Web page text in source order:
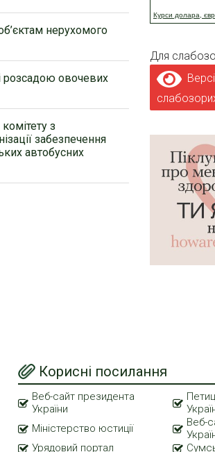
нерухомого
розсадою овочевих
з
забезпечення
автобусних
Курси долара,
Для
Корисні посилання
Веб-сайт президента
України
Міністерство юстиції
Веб-
Урядовий портал